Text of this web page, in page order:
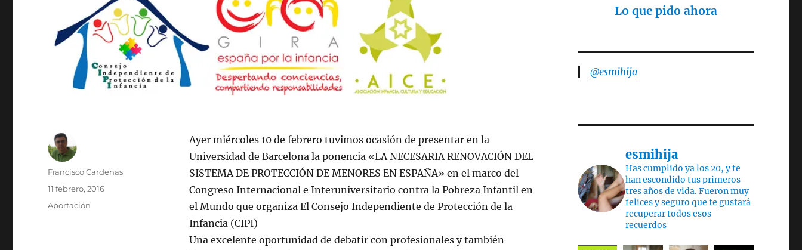
Ayer miércoles 10 de febrero tuvimos ocasión de presentar en la
Universidad de Barcelona la ponencia «LA NECESARIA RENOVACIÓN DEL
SISTEMA DE PROTECCIÓN DE MENORES EN ESPAÑA» en el marco del
Congreso Internacional e Interuniversitario contra la Pobreza Infantil en
el Mundo que organiza El Consejo Independiente de Protección de la
Infancia (CIPI)
Una excelente oportunidad de debatir con profesionales y también
Autor
Francisco Cardenas
Publicado
11 febrero, 2016
Categorías
Aportación
Lo que pido ahora
@esmihija
esmihija
Has cumplido ya los 20, y te
han escondido tus primeros
tres años de vida. Fueron muy
felices y seguro que te gustará
recuperar todos esos
recuerdos